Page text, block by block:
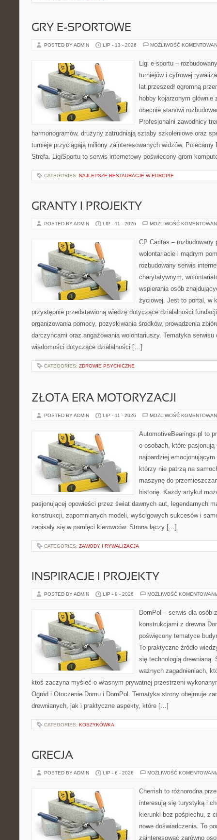
GRY E-SPORTOWE
POSTED BY ADMIN LIP - 13 - 2026 MOŻLIWOŚĆ
Ligi e-sportu –
turniejów i cyfrowej
lat przeszedł ogromną
hobby kojarzonym
obecnie stanowi
Profesjonalni zawodnicy
harmonogramów, drużyny zatrudniają sztaby szkoleniowe oraz
turnieje przyciągają miliony zainteresowanych widzów.
Strefa. LigiSportu to serwis internetowy poświęcony grom
CATEGORIES: NAJLEPSZE RESTAURACJE W EUROPIE
GRANTY I PROJEKTY
POSTED BY ADMIN LIP - 11 - 2026 MOŻLIWOŚĆ
CP Caritas – rozbudowany
wolontariacie i mądrym
rozbudowany serwis
charytatywnym,
wspierania osób
życiowej. Jest to portal, w
przystępnie przedstawioną wiedzę dotyczące działalności
organizowania pomocy, pozyskiwania środków, prowadzenia
darczyńcami oraz angażowania wolontariuszy. Tematyka
wiadomości dotyczące działalności […]
CATEGORIES: ZDROWIE PSYCHICZNE
ZŁOTA ERA MOTORYZACJI
POSTED BY ADMIN LIP - 11 - 2026 MOŻLIWOŚĆ
AutomotiveBearings.pl to
o osobach, które
najbardziej
którzy nie patrzą na
maszynę do
historię. Każdy artykuł
pasjonującej opowieści przez świat dawnych aut, legendarnych
konstrukcji, zapomnianych modeli, wyścigowych sukcesów i
zapisały się w pamięci kierowców. Strona łączy […]
CATEGORIES: ZAWODY I RYWALIZACJA
INSPIRACJE I PROJEKTY
POSTED BY ADMIN LIP - 9 - 2026 MOŻLIWOŚĆ
DomPol – serwis dla osób
konstrukcjami z drewna
poświęcony tematyce
To praktyczne źródło
się technologią drewnianą.
ważnych zagadnieniach,
ktoś zaczyna myśleć o własnym prywatnej przestrzeni
Ogród i Otoczenie Domu i DomPol. Tematyka strony obejmuje
drewnianych, jak i praktyczne aspekty, które […]
CATEGORIES: KOSZYKÓWKA
GRECJA
POSTED BY ADMIN LIP - 6 - 2026 MOŻLIWOŚĆ
Cherrish to różnorodna
interesują się turystyką i
kierunki bez pośpiechu, z
nowe doświadczenia. To
zainteresować zarówno